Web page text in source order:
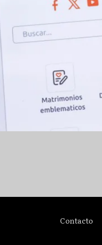
Contacto